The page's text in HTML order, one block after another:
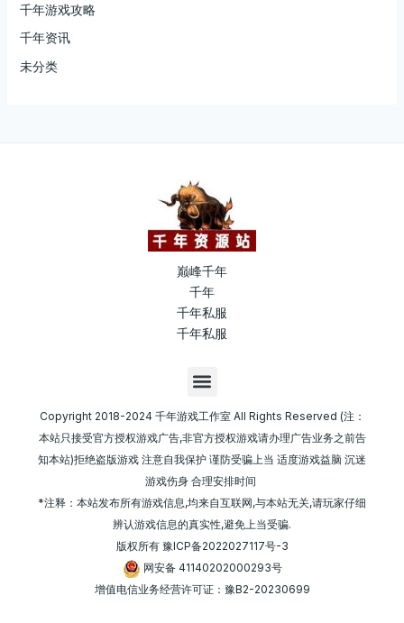
千年游戏攻略
千年资讯
未分类
巅峰千年
千年
千年私服
千年私服
M
e
n
u
Copyright 2018-2024 千年游戏工作室 All Rights Reserved (注：
本站只接受官方授权游戏广告,非官方授权游戏请办理广告业务之前告
知本站)拒绝盗版游戏 注意自我保护 谨防受骗上当 适度游戏益脑 沉迷
游戏伤身 合理安排时间
*注释：本站发布所有游戏信息,均来自互联网,与本站无关,请玩家仔细
辨认游戏信息的真实性,避免上当受骗.
版权所有 豫ICP备2022027117号-3
网安备 41140202000293号
增值电信业务经营许可证：豫B2-20230699